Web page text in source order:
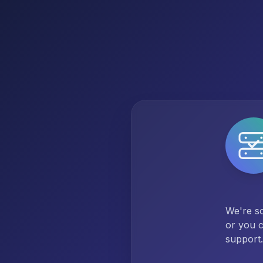
We're
or you
support.